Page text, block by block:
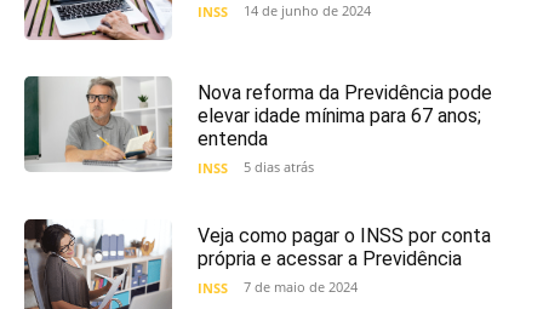
INSS 14 de junho de 2024
Nova reforma da Previdência pode
elevar idade mínima para 67 anos;
entenda
INSS 5 dias atrás
Veja como pagar o INSS por conta
própria e acessar a Previdência
INSS 7 de maio de 2024